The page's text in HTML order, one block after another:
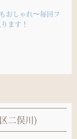
おしゃれ〜毎回フ
ます！
二俣川)